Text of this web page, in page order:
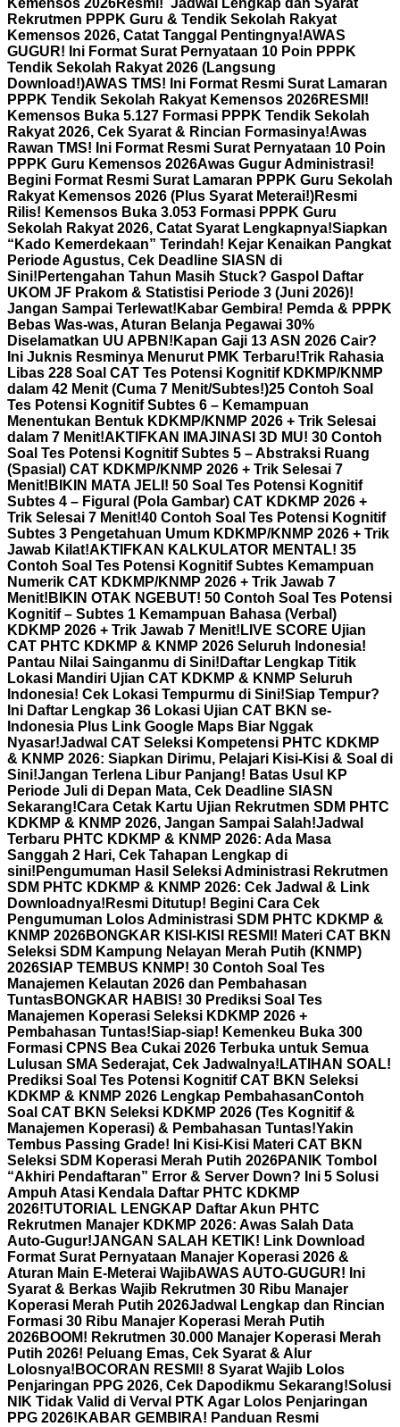
Kemensos 2026Resmi! Jadwal Lengkap dan Syarat
Rekrutmen PPPK Guru & Tendik Sekolah Rakyat
Kemensos 2026, Catat Tanggal Pentingnya!AWAS
GUGUR! Ini Format Surat Pernyataan 10 Poin PPPK
Tendik Sekolah Rakyat 2026 (Langsung
Download!)AWAS TMS! Ini Format Resmi Surat Lamaran
PPPK Tendik Sekolah Rakyat Kemensos 2026RESMI!
Kemensos Buka 5.127 Formasi PPPK Tendik Sekolah
Rakyat 2026, Cek Syarat & Rincian Formasinya!Awas
Rawan TMS! Ini Format Resmi Surat Pernyataan 10 Poin
PPPK Guru Kemensos 2026Awas Gugur Administrasi!
Begini Format Resmi Surat Lamaran PPPK Guru Sekolah
Rakyat Kemensos 2026 (Plus Syarat Meterai!)Resmi
Rilis! Kemensos Buka 3.053 Formasi PPPK Guru
Sekolah Rakyat 2026, Catat Syarat Lengkapnya!Siapkan
“Kado Kemerdekaan” Terindah! Kejar Kenaikan Pangkat
Periode Agustus, Cek Deadline SIASN di
Sini! Pertengahan Tahun Masih Stuck? Gaspol Daftar
UKOM JF Prakom & Statistisi Periode 3 (Juni 2026)!
Jangan Sampai Terlewat! Kabar Gembira! Pemda & PPPK
Bebas Was-was, Aturan Belanja Pegawai 30%
Diselamatkan UU APBN! Kapan Gaji 13 ASN 2026 Cair?
Ini Juknis Resminya Menurut PMK Terbaru!Trik Rahasia
Libas 228 Soal CAT Tes Potensi Kognitif KDKMP/KNMP
dalam 42 Menit (Cuma 7 Menit/Subtes!)25 Contoh Soal
Tes Potensi Kognitif Subtes 6 – Kemampuan
Menentukan Bentuk KDKMP/KNMP 2026 + Trik Selesai
dalam 7 Menit!AKTIFKAN IMAJINASI 3D MU! 30 Contoh
Soal Tes Potensi Kognitif Subtes 5 – Abstraksi Ruang
(Spasial) CAT KDKMP/KNMP 2026 + Trik Selesai 7
Menit! BIKIN MATA JELI! 50 Soal Tes Potensi Kognitif
Subtes 4 – Figural (Pola Gambar) CAT KDKMP 2026 +
Trik Selesai 7 Menit!40 Contoh Soal Tes Potensi Kognitif
Subtes 3 Pengetahuan Umum KDKMP/KNMP 2026 + Trik
Jawab Kilat!AKTIFKAN KALKULATOR MENTAL! 35
Contoh Soal Tes Potensi Kognitif Subtes Kemampuan
Numerik CAT KDKMP/KNMP 2026 + Trik Jawab 7
Menit! BIKIN OTAK NGEBUT! 50 Contoh Soal Tes Potensi
Kognitif – Subtes 1 Kemampuan Bahasa (Verbal)
KDKMP 2026 + Trik Jawab 7 Menit! LIVE SCORE Ujian
CAT PHTC KDKMP & KNMP 2026 Seluruh Indonesia!
Pantau Nilai Sainganmu di Sini! Daftar Lengkap Titik
Lokasi Mandiri Ujian CAT KDKMP & KNMP Seluruh
Indonesia! Cek Lokasi Tempurmu di Sini!Siap Tempur?
Ini Daftar Lengkap 36 Lokasi Ujian CAT BKN se-
Indonesia Plus Link Google Maps Biar Nggak
Nyasar!Jadwal CAT Seleksi Kompetensi PHTC KDKMP
& KNMP 2026: Siapkan Dirimu, Pelajari Kisi-Kisi & Soal di
Sini!Jangan Terlena Libur Panjang! Batas Usul KP
Periode Juli di Depan Mata, Cek Deadline SIASN
Sekarang!Cara Cetak Kartu Ujian Rekrutmen SDM PHTC
KDKMP & KNMP 2026, Jangan Sampai Salah!Jadwal
Terbaru PHTC KDKMP & KNMP 2026: Ada Masa
Sanggah 2 Hari, Cek Tahapan Lengkap di
sini! Pengumuman Hasil Seleksi Administrasi Rekrutmen
SDM PHTC KDKMP & KNMP 2026: Cek Jadwal & Link
Downloadnya! Resmi Ditutup! Begini Cara Cek
Pengumuman Lolos Administrasi SDM PHTC KDKMP &
KNMP 2026BONGKAR KISI-KISI RESMI! Materi CAT BKN
Seleksi SDM Kampung Nelayan Merah Putih (KNMP)
2026SIAP TEMBUS KNMP! 30 Contoh Soal Tes
Manajemen Kelautan 2026 dan Pembahasan
TuntasBONGKAR HABIS! 30 Prediksi Soal Tes
Manajemen Koperasi Seleksi KDKMP 2026 +
Pembahasan Tuntas!Siap-siap! Kemenkeu Buka 300
Formasi CPNS Bea Cukai 2026 Terbuka untuk Semua
Lulusan SMA Sederajat, Cek Jadwalnya! LATIHAN SOAL!
Prediksi Soal Tes Potensi Kognitif CAT BKN Seleksi
KDKMP & KNMP 2026 Lengkap PembahasanContoh
Soal CAT BKN Seleksi KDKMP 2026 (Tes Kognitif &
Manajemen Koperasi) & Pembahasan Tuntas!Yakin
Tembus Passing Grade! Ini Kisi-Kisi Materi CAT BKN
Seleksi SDM Koperasi Merah Putih 2026PANIK Tombol
“Akhiri Pendaftaran” Error & Server Down? Ini 5 Solusi
Ampuh Atasi Kendala Daftar PHTC KDKMP
2026!TUTORIAL LENGKAP Daftar Akun PHTC
Rekrutmen Manajer KDKMP 2026: Awas Salah Data
Auto-Gugur!JANGAN SALAH KETIK! Link Download
Format Surat Pernyataan Manajer Koperasi 2026 &
Aturan Main E-Meterai WajibAWAS AUTO-GUGUR! Ini
Syarat & Berkas Wajib Rekrutmen 30 Ribu Manajer
Koperasi Merah Putih 2026Jadwal Lengkap dan Rincian
Formasi 30 Ribu Manajer Koperasi Merah Putih
2026BOOM! Rekrutmen 30.000 Manajer Koperasi Merah
Putih 2026! Peluang Emas, Cek Syarat & Alur
Lolosnya! BOCORAN RESMI! 8 Syarat Wajib Lolos
Penjaringan PPG 2026, Cek Dapodikmu Sekarang!Solusi
NIK Tidak Valid di Verval PTK Agar Lolos Penjaringan
PPG 2026! KABAR GEMBIRA! Panduan Resmi